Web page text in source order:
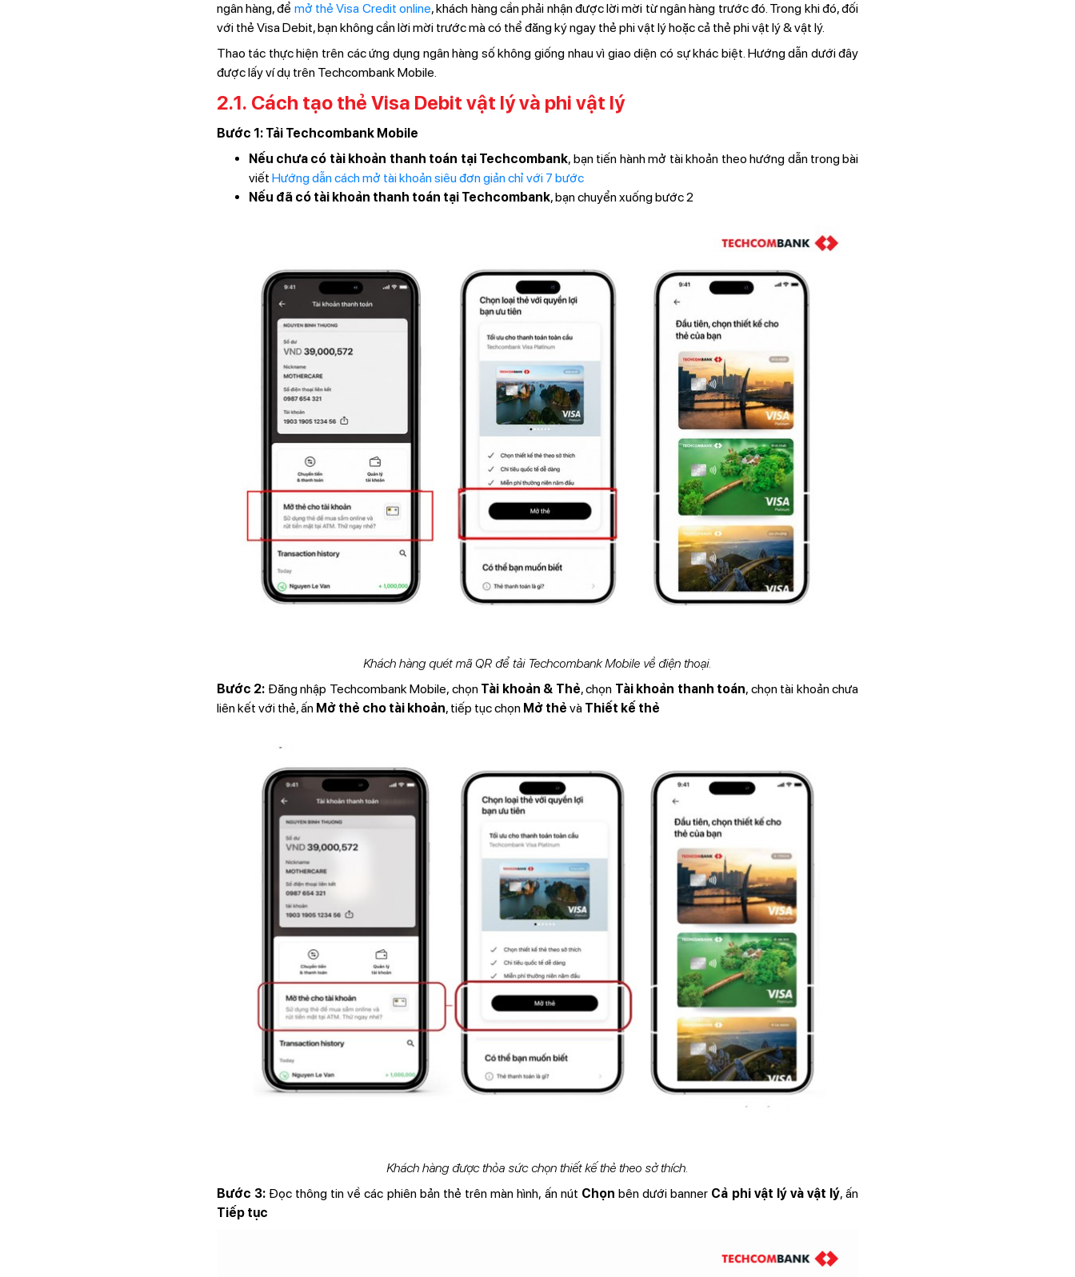
ngân hàng, để mở thẻ Visa Credit online, khách hàng cần phải nhận được lời mời từ ngân hàng trước đó. Trong khi đó, đối
với thẻ Visa Debit, bạn không cần lời mời trước mà có thể đăng ký ngay thẻ phi vật lý hoặc cả thẻ phi vật lý & vật lý.
Thao tác thực hiện trên các ứng dụng ngân hàng số không giống nhau vì giao diện có sự khác biệt. Hướng dẫn dưới đây
được lấy ví dụ trên Techcombank Mobile.
2.1. Cách tạo thẻ Visa Debit vật lý và phi vật lý
Bước 1: Tải Techcombank Mobile
Nếu chưa có tài khoản thanh toán tại Techcombank, bạn tiến hành mở tài khoản theo hướng dẫn trong bài
viết Hướng dẫn cách mở tài khoản siêu đơn giản chỉ với 7 bước
Nếu đã có tài khoản thanh toán tại Techcombank, bạn chuyển xuống bước 2
Khách hàng quét mã QR để tải Techcombank Mobile về điện thoại.
Bước 2: Đăng nhập Techcombank Mobile, chọn Tài khoản & Thẻ, chọn Tài khoản thanh toán, chọn tài khoản chưa
liên kết với thẻ, ấn Mở thẻ cho tài khoản, tiếp tục chọn Mở thẻ và Thiết kế thẻ
Khách hàng được thỏa sức chọn thiết kế thẻ theo sở thích.
Bước 3:Đọc thông tin về các phiên bản thẻ trên màn hình, ấn nút Chọn bên dưới banner Cả phi vật lý và vật lý, ấn
Tiếp tục